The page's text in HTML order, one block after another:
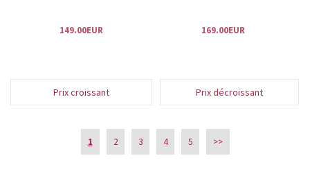
149.00EUR 169.00EUR
Prix croissant Prix décroissant
1 2 3 4 5 >>